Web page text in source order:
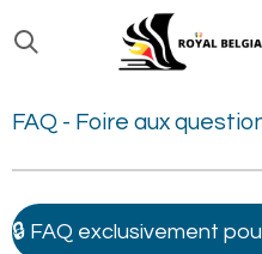
Passer
au
principal
FAQ - Foire aux
🔒 FAQ exclusivement